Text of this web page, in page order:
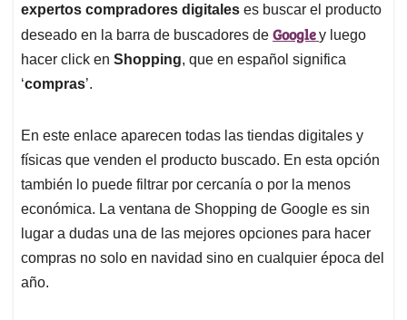
expertos compradores digitales es buscar el producto
deseado en la barra de buscadores de Googley luego
hacer click en Shopping, que en español significa
‘compras’.
En este enlace aparecen todas las tiendas digitales y
físicas que venden el producto buscado. En esta opción
también lo puede filtrar por cercanía o por la menos
económica. La ventana de Shopping de Google es sin
lugar a dudas una de las mejores opciones para hacer
compras no solo en navidad sino en cualquier época del
año.